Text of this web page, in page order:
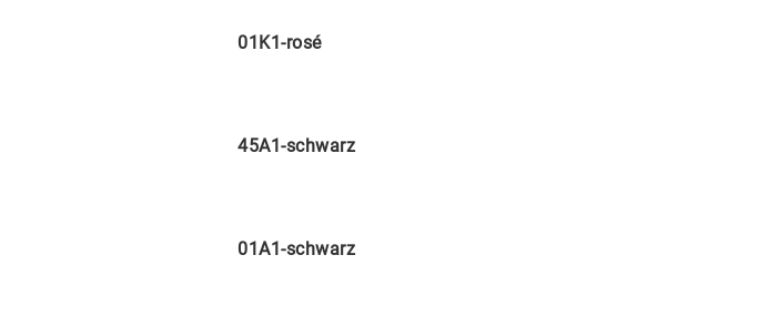
01K1-rosé
45A1-schwarz
01A1-schwarz